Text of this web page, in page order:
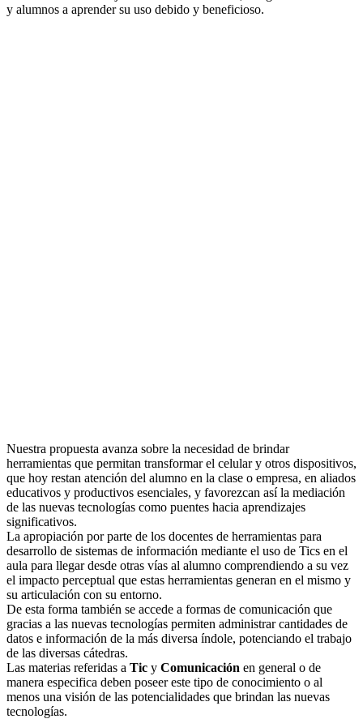
y alumnos a aprender su uso debido y beneficioso.
Nuestra propuesta avanza sobre la necesidad de brindar
herramientas que permitan transformar el celular y otros dispositivos,
que hoy restan atención del alumno en la clase o empresa, en aliados
educativos y productivos esenciales, y favorezcan así la mediación
de las nuevas tecnologías como puentes hacia aprendizajes
significativos.
La apropiación por parte de los docentes de herramientas para
desarrollo de sistemas de información mediante el uso de Tics en el
aula para llegar desde otras vías al alumno comprendiendo a su vez
el impacto perceptual que estas herramientas generan en el mismo y
su articulación con su entorno.
De esta forma también se accede a formas de comunicación que
gracias a las nuevas tecnologías permiten administrar cantidades de
datos e información de la más diversa índole, potenciando el trabajo
de las diversas cátedras.
Las materias referidas a Tic y Comunicación en general o de
manera especifica deben poseer este tipo de conocimiento o al
menos una visión de las potencialidades que brindan las nuevas
tecnologías.